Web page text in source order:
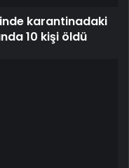
karantinadaki
10 kişi öldü